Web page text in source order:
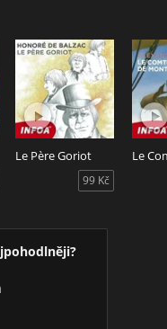
Le Père Goriot
99 Kč